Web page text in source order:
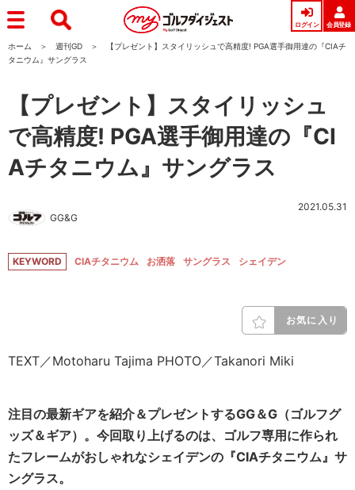
ログイン 会員登録
ホーム 週刊GD
【プレゼント】スタイリッシュで高精度! PGA選手御用達の『CIAチ
タニウム』サングラス
【プレゼント】スタイリッシュ
で高精度! PGA選手御用達の『CI
Aチタニウム』サングラス
GG&G
2021.05.31
KEYWORD CIAチタニウム お洒落 サングラス シェイデン
お気に入り
TEXT／Motoharu Tajima PHOTO／Takanori Miki
注目の最新ギアを紹介＆プレゼントするGG＆G（ゴルフグ
ッズ＆ギア）。今回取り上げるのは、ゴルフ専用に作られ
たフレームがおしゃれなシェイデンの『CIAチタニウム』サ
ングラス。